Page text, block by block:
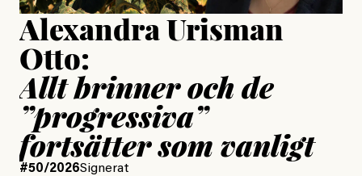
Alexandra Urisman
Otto:
Allt brinner och de
”progressiva”
fortsätter som vanligt
#50/2026Signerat